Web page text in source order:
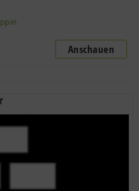
Anschauen